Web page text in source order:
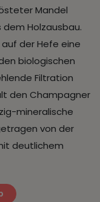
Mandel
Holzausbau.
der Hefe eine
biologischen
Filtration
den Champagner
mineralische
von der
deutlichem